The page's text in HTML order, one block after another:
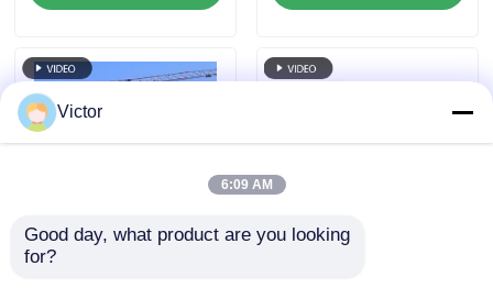
Victor
6:09 AM
Good day, what product are you looking
for?